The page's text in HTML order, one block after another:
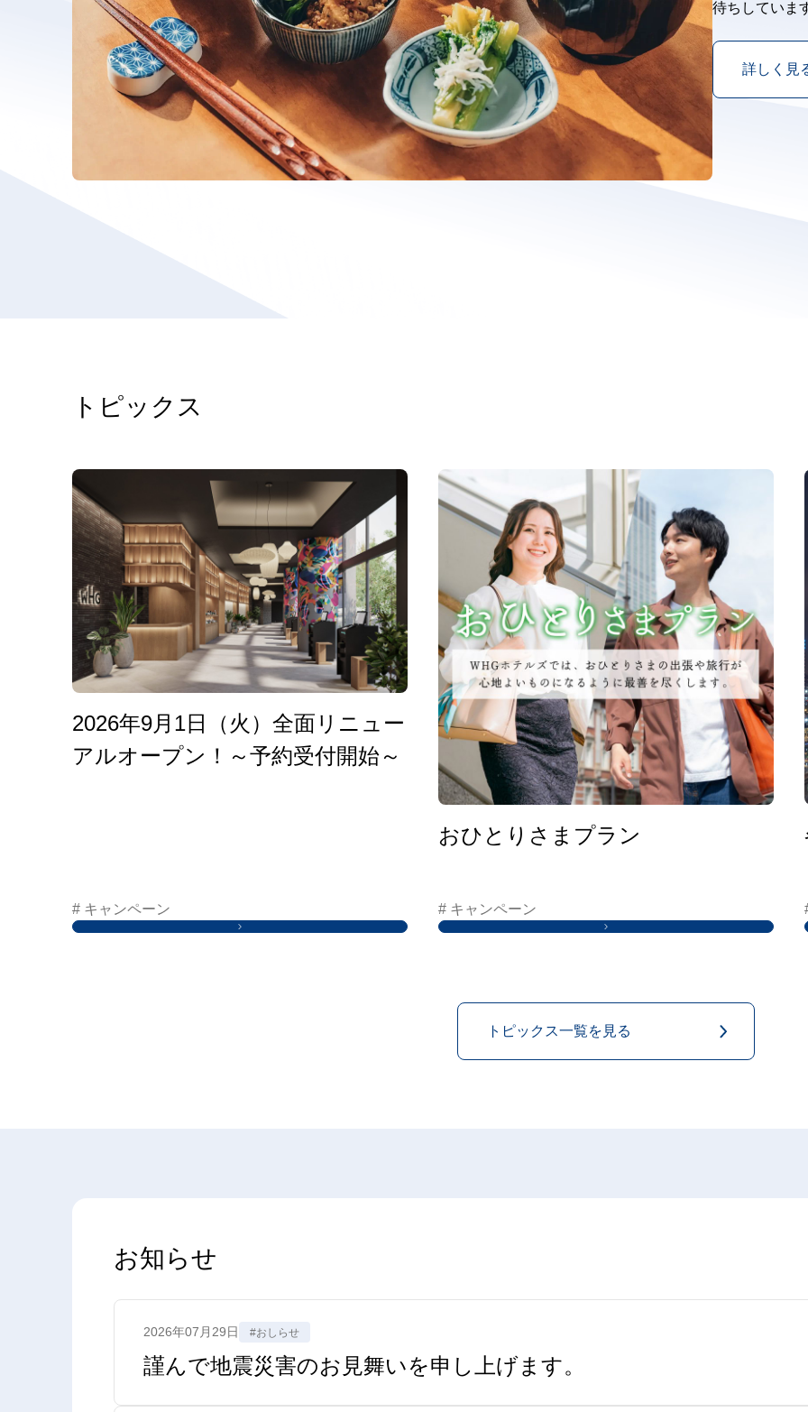
待ちしていま
詳しく見
トピックス
2026年9月1日（火）全面リニュー
アルオープン！～予約受付開始～
# キャンペーン
おひとりさまプラン
# キャンペーン
トピックス一覧を見る
お知らせ
2026年07月29日 #おしらせ
謹んで地震災害のお見舞いを申し上げます。